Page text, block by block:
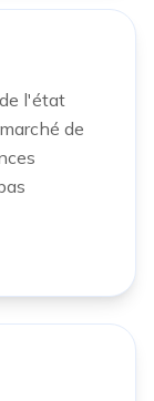
l'état
de